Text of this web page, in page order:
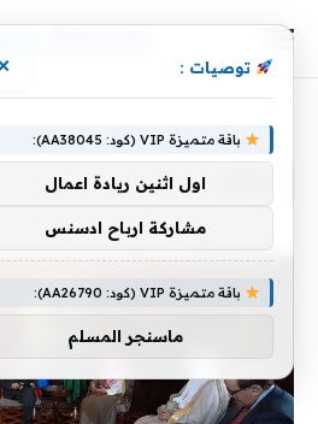
توصيات :
باقة متميزة VIP (كود: AA38045):
اول اثنين ريادة اعمال
مشاركة ارباح ادسنس
باقة متميزة VIP (كود: AA26790):
ماسنجر المسلم